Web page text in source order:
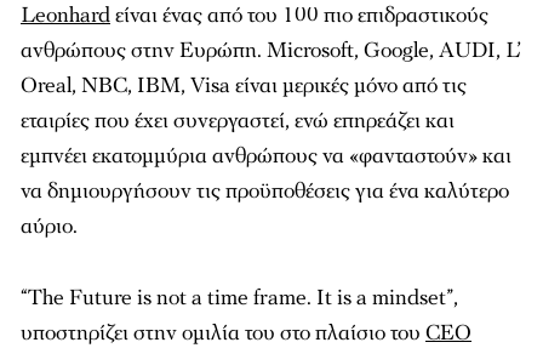
Leonhardείναι ένας από του 100 πιο επιδραστικούς
ανθρώπους στην Ευρώπη. Microsoft, Google, AUDI, L’
Oreal, NBC, IBM, Visa είναι μερικές μόνο από τις
εταιρίες που έχει συνεργαστεί, ενώ επηρεάζει και
εμπνέει εκατομμύρια ανθρώπους να «φανταστούν» και
να δημιουργήσουν τις προϋποθέσεις για ένα καλύτερο
αύριο.
“The Future is not a time frame. It is a mindset”,
υποστηρίζει στην ομιλία του στο πλαίσιο του CEO